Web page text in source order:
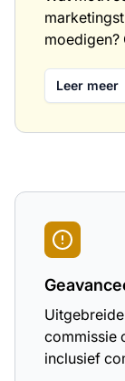
moedigen?
Leer meer
commissie
inclusief